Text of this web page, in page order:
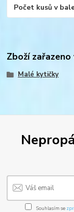
Počet kusů v
Zboží
Malé kytičky
Souhlasím se